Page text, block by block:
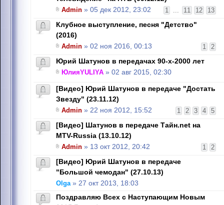
1 ... 11 12 13
Admin » 05 дек 2012, 23:02
Клубное выступление, песня "Детство"
(2016)
1 2
Admin » 02 ноя 2016, 00:13
Юрий Шатунов в передачах 90-х-2000 лет
ЮлияYULIYA » 02 авг 2015, 02:30
[Видео] Юрий Шатунов в передаче "Достать
Звезду" (23.11.12)
1 2 3 4 5
Admin » 22 ноя 2012, 15:52
[Видео] Шатунов в передаче Тайн.net на
MTV-Russia (13.10.12)
1 2
Admin » 13 окт 2012, 20:42
[Видео] Юрий Шатунов в передаче
"Большой чемодан" (27.10.13)
Olga» 27 окт 2013, 18:03
Поздравляю Всех с Наступающим Новым